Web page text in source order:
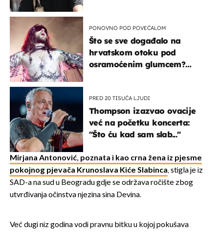
PONOVNO POD POVEĆALOM
Što se sve događalo na
hrvatskom otoku pod
osramoćenim glumcem?
PRED 20 TISUĆA LJUDI
Thompson izazvao ovacije
već na početku koncerta:
"Što ću kad sam slab..."
Mirjana Antonović, poznata i kao crna žena iz pjesme
pokojnog pjevača Krunoslava Kiće Slabinca, stigla je iz
SAD-a na sud u Beogradu gdje se održava ročište zbog
utvrđivanja očinstva njezina sina Devina.
Već dugi niz godina vodi pravnu bitku u kojoj pokušava